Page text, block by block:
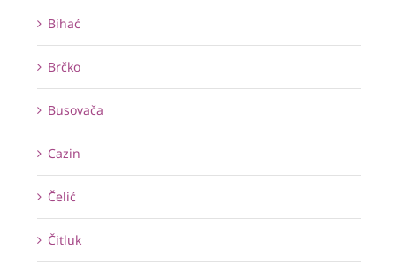
Bihać
Brčko
Busovača
Cazin
Čelić
Čitluk